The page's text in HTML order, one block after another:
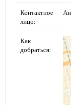
Контактное
лицо:
Как
добраться: